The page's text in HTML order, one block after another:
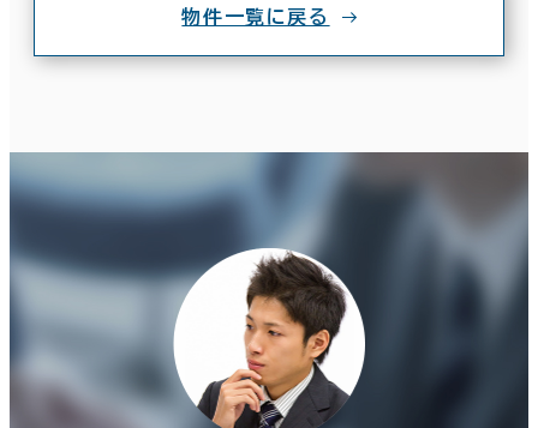
物件一覧に戻る